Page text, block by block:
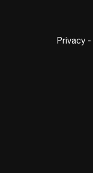
Privacy -